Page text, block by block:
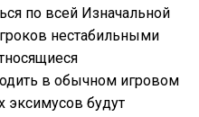
по всей Изначальной
нестабильными
в обычном игровом
будут